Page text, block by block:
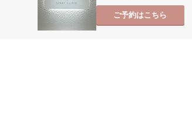
ご予約はこちら